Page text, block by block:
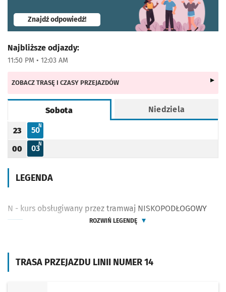
Znajdź odpowiedź!- otworzy się w nowej karcie
TRASA PRZEJAZDU LINII NUMER 14
Najbliższe odjazdy:
11:50 PM • 12:03 AM
ZOBACZ TRASĘ I CZASY PRZEJAZDÓW
Sobota
Niedziela
Rozkład jazdy -
Godzina odjazdu
23
Odjazd
50
minut po godzinie 23
N N - KURS OBSŁUGIWANY PRZEZ TRAMWAJ NISKOPODŁOGOWY
Godzina odjazdu
00
Odjazd
03
minut po godzinie 00
N N - KURS OBSŁUGIWANY PRZEZ TRAMWAJ NISKOPODŁOGOWY
LEGENDA
N - kurs obsługiwany przez tramwaj NISKOPODŁOGOWY
ROZWIŃ LEGENDĘ